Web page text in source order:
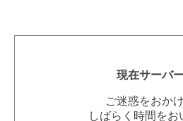
現在サーバ
ご迷惑をおか
しばらく時間を